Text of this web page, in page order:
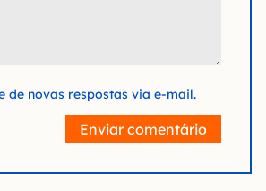
de novas respostas via e-mail.
Enviar comentário